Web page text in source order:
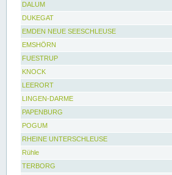
DALUM
DUKEGAT
EMDEN NEUE SEESCHLEUSE
EMSHÖRN
FUESTRUP
KNOCK
LEERORT
LINGEN-DARME
PAPENBURG
POGUM
RHEINE UNTERSCHLEUSE
Rühle
TERBORG